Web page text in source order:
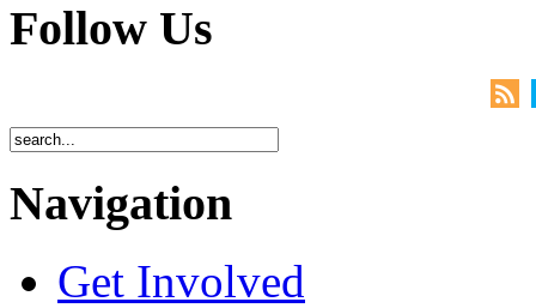
Follow Us
Navigation
Get Involved